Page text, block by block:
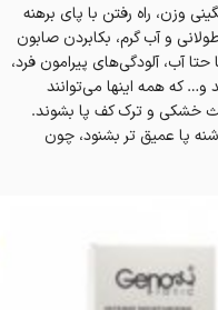
وزن، راه رفتن با پای برهنه
و آب گرم، بکابردن صابون
آلودگی‌های پیرامون فرد،
و… که همه اینها می‌توانند
خشکی و ترک کف پا بشوند.
پا عمیق تر بشنود، چون